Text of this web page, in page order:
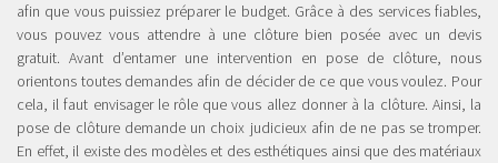
afin que vous puissiez préparer le budget. Grâce à des services fiables,
vous pouvez vous attendre à une clôture bien posée avec un devis
gratuit. Avant d’entamer une intervention en pose de clôture, nous
orientons toutes demandes afin de décider de ce que vous voulez. Pour
cela, il faut envisager le rôle que vous allez donner à la clôture. Ainsi, la
pose de clôture demande un choix judicieux afin de ne pas se tromper.
En effet, il existe des modèles et des esthétiques ainsi que des matériaux